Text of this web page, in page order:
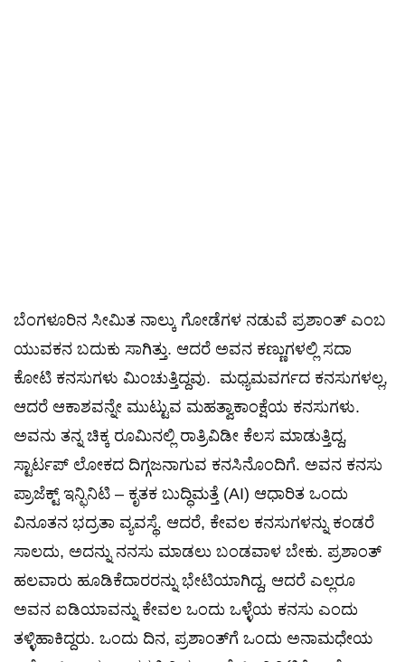
ಬೆಂಗಳೂರಿನ ಸೀಮಿತ ನಾಲ್ಕು ಗೋಡೆಗಳ ನಡುವೆ ಪ್ರಶಾಂತ್ ಎಂಬ
ಯುವಕನ ಬದುಕು ಸಾಗಿತ್ತು. ಆದರೆ ಅವನ ಕಣ್ಣುಗಳಲ್ಲಿ ಸದಾ
ಕೋಟಿ ಕನಸುಗಳು ಮಿಂಚುತ್ತಿದ್ದವು. ಮಧ್ಯಮವರ್ಗದ ಕನಸುಗಳಲ್ಲ,
ಆದರೆ ಆಕಾಶವನ್ನೇ ಮುಟ್ಟುವ ಮಹತ್ವಾಕಾಂಕ್ಷೆಯ ಕನಸುಗಳು.
ಅವನು ತನ್ನ ಚಿಕ್ಕ ರೂಮಿನಲ್ಲಿ ರಾತ್ರಿವಿಡೀ ಕೆಲಸ ಮಾಡುತ್ತಿದ್ದ,
ಸ್ಟಾರ್ಟಪ್ ಲೋಕದ ದಿಗ್ಗಜನಾಗುವ ಕನಸಿನೊಂದಿಗೆ. ಅವನ ಕನಸು
ಪ್ರಾಜೆಕ್ಟ್ ಇನ್ಫಿನಿಟಿ – ಕೃತಕ ಬುದ್ಧಿಮತ್ತೆ (AI) ಆಧಾರಿತ ಒಂದು
ವಿನೂತನ ಭದ್ರತಾ ವ್ಯವಸ್ಥೆ. ಆದರೆ, ಕೇವಲ ಕನಸುಗಳನ್ನು ಕಂಡರೆ
ಸಾಲದು, ಅದನ್ನು ನನಸು ಮಾಡಲು ಬಂಡವಾಳ ಬೇಕು. ಪ್ರಶಾಂತ್
ಹಲವಾರು ಹೂಡಿಕೆದಾರರನ್ನು ಭೇಟಿಯಾಗಿದ್ದ, ಆದರೆ ಎಲ್ಲರೂ
ಅವನ ಐಡಿಯಾವನ್ನು ಕೇವಲ ಒಂದು ಒಳ್ಳೆಯ ಕನಸು ಎಂದು
ತಳ್ಳಿಹಾಕಿದ್ದರು. ಒಂದು ದಿನ, ಪ್ರಶಾಂತ್‌ಗೆ ಒಂದು ಅನಾಮಧೇಯ